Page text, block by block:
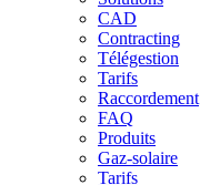
CAD
Contracting
Télégestion
Tarifs
Raccordement
FAQ
Produits
Gaz-solaire
Tarifs